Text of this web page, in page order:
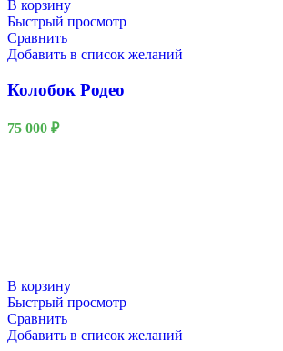
В корзину
Быстрый просмотр
Сравнить
Добавить в список желаний
Колобок Родео
75 000 ₽
В корзину
Быстрый просмотр
Сравнить
Добавить в список желаний